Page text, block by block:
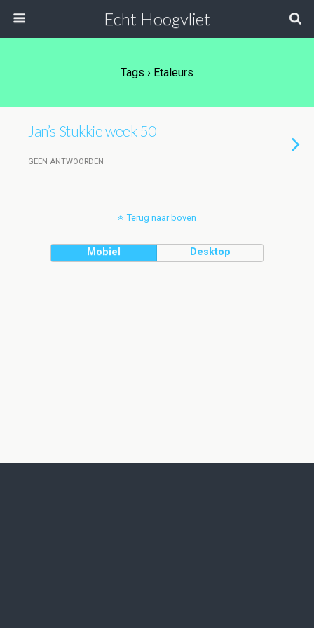
Echt Hoogvliet
Tags › Etaleurs
Jan’s Stukkie week 50
GEEN ANTWOORDEN
Terug naar boven
Mobiel Desktop